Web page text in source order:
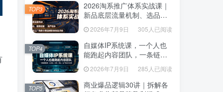
2026淘系推广体系实战课｜
新品底层流量机制、选品定
位、搜索起量、投产控本、
新店老店工厂商家分赛道爆
款全流程
2026年7月9日 305人已阅读
TOP3
自媒体IP系统课，一个人也
能跑起内容团队，一条链路
跑通，从定位、热点、表
达、生产到发布托管
2026年7月9日 285人已阅读
TOP4
商业爆品逻辑30讲｜拆解各
TOP5
2026淘系推广体系实战课｜
新品底层流量机制、选品定
位、搜索起量、投产控本、
新店老店工厂商家分赛道爆
款全流程
2026年7月9日 305人已阅读
TOP3
自媒体IP系统课，一个人也
能跑起内容团队，一条链路
跑通，从定位、热点、表
达、生产到发布托管
2026年7月9日 285人已阅读
TOP4
商业爆品逻辑30讲｜拆解各
TOP5